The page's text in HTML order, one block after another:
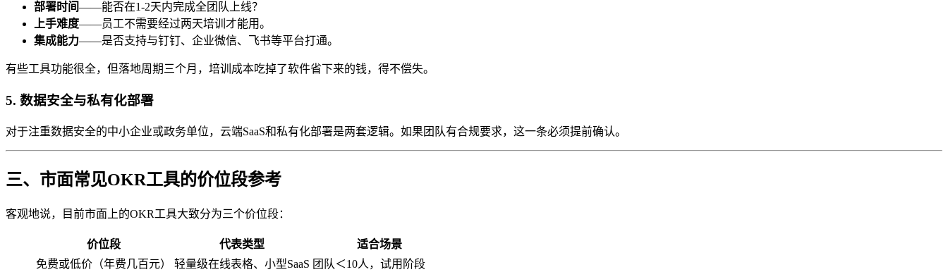
部署时间——能否在1-2天内完成全团队上线？
上手难度——员工不需要经过两天培训才能用。
集成能力——是否支持与钉钉、企业微信、飞书等平台打通。
有些工具功能很全，但落地周期三个月，培训成本吃掉了软件省下来的钱，得不偿失。
5. 数据安全与私有化部署
对于注重数据安全的中小企业或政务单位，云端SaaS和私有化部署是两套逻辑。如果团队有合规要求，这一条必须提前确认。
三、市面常见OKR工具的价位段参考
客观地说，目前市面上的OKR工具大致分为三个价位段：
价位段 代表类型
适合场景
免费或低价（年费几百元）
轻量级在线表格、小型SaaS 团队＜10人，试用阶段